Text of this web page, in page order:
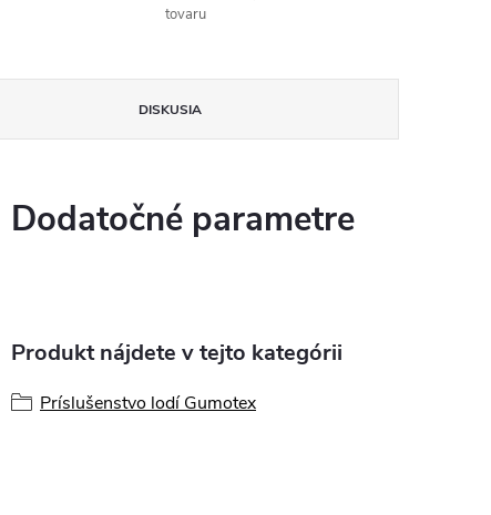
tovaru
DISKUSIA
Dodatočné parametre
Produkt nájdete v tejto kategórii
Príslušenstvo lodí Gumotex